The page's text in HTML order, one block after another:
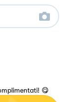
😋